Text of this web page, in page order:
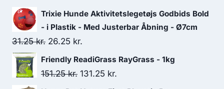
151.25 kr..131.25 kr..
Trixie Hunde Aktivitetslegetøjs Godbids Bold
- i Plastik - Med Justerbar Åbning - Ø7cm
31.25kr. Den
oprindelige
pris
26.25 kr.
aktuelle
pris
Friendly ReadiGrass RayGrass - 1kg
151.25kr. Den
131.25 kr.